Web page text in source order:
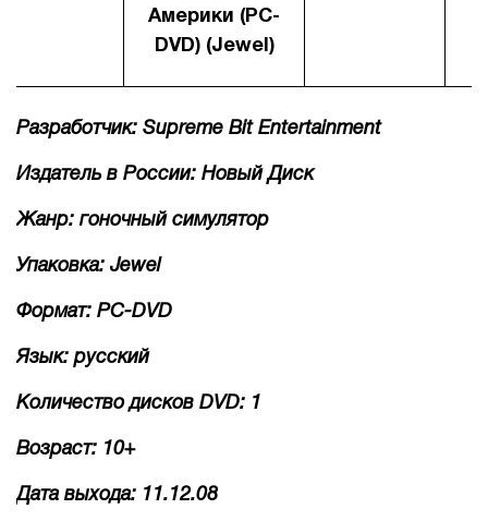
Америки (PC-
DVD) (Jewel)
Разработчик: Supreme Bit Entertainment
Издатель в России: Новый Диск
Жанр: гоночный симулятор
Упаковка: Jewel
Формат: PC-DVD
Язык: русский
Количество дисков DVD: 1
Возраст: 10+
Дата выхода: 11.12.08